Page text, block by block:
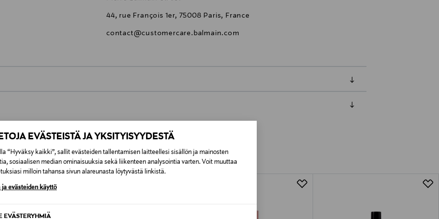
EVÄSTEISTÄ JA YKSITYISYYDESTÄ
“Hyväksy kaikki”, sallit evästeiden tallentamisen laitteellesi sisällön ja mainosten
sosiaalisen median ominaisuuksia sekä liikenteen analysointia varten. Voit muuttaa
milloin tahansa sivun alareunasta löytyvästä linkistä.
ja evästeiden käyttö
EVÄSTERYHMIÄ
44, rue François 1er, 75008 Paris, France
contact@customercare.balmain.com
7,90 €–50,00 € kuljetusyhtiöstä ja tuotteen koosta riippuen
Alk. 6,90 €, kun toimitus on saatavilla valittuun osoitteeseen.
tilaukseesi. Voit palauttaa tilaamasi tuotteen 30 vuorokauden kuluessa tuotteen vastaanottamisesta.
palauttaa avaamattomissa alkuperäispakkauksissaan ja palautettavan tuotteen sinetin tulee olla ehjä.
NÄISTÄ